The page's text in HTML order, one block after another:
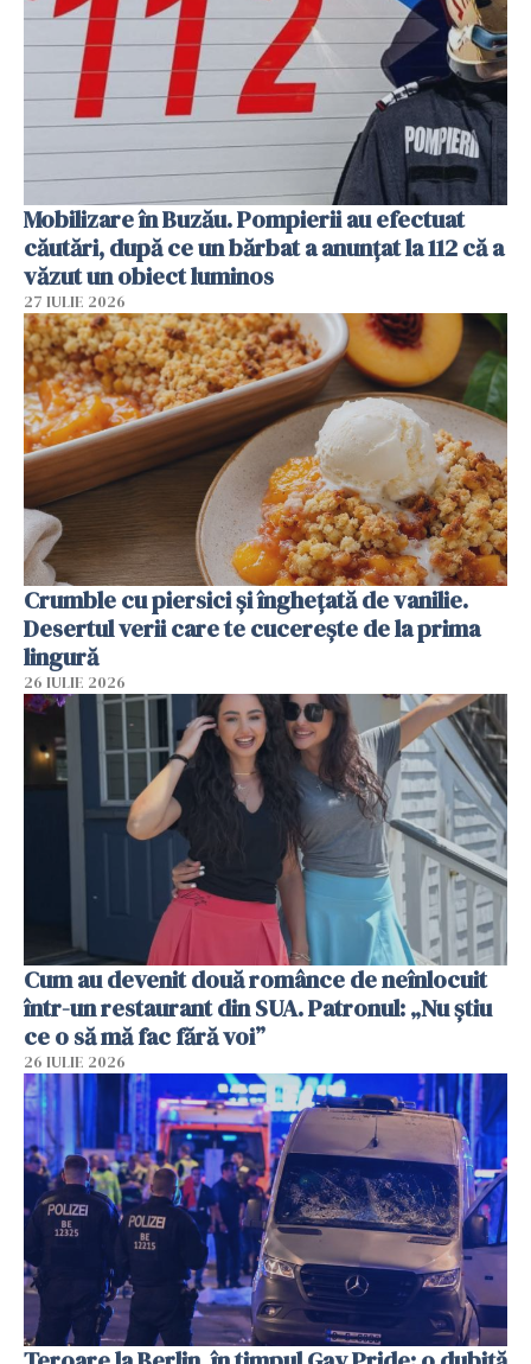
Mobilizare în Buzău. Pompierii au efectuat
căutări, după ce un bărbat a anunțat la 112 că a
văzut un obiect luminos
27 IULIE 2026
Crumble cu piersici și înghețată de vanilie.
Desertul verii care te cucerește de la prima
lingură
26 IULIE 2026
Cum au devenit două românce de neînlocuit
într-un restaurant din SUA. Patronul: „Nu știu
ce o să mă fac fără voi”
26 IULIE 2026